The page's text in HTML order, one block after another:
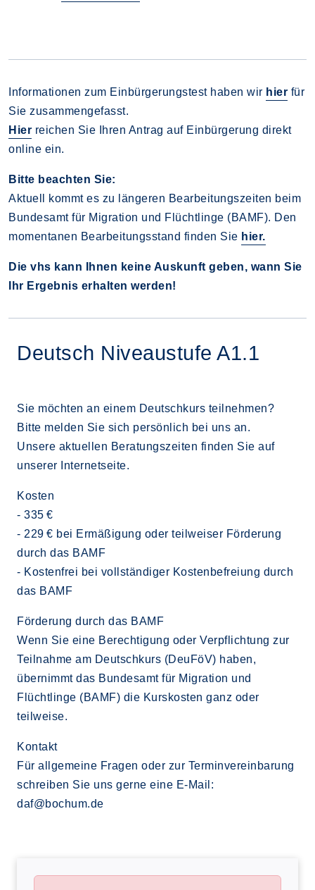
Informationen zum Einbürgerungstest haben wir hier für
Sie zusammengefasst.
Hier reichen Sie Ihren Antrag auf Einbürgerung direkt
online ein.
Bitte beachten Sie:
Aktuell kommt es zu längeren Bearbeitungszeiten beim
Bundesamt für Migration und Flüchtlinge (BAMF). Den
momentanen Bearbeitungsstand finden Sie hier.
Die vhs kann Ihnen keine Auskunft geben, wann Sie
Ihr Ergebnis erhalten werden!
Deutsch Niveaustufe A1.1
Sie möchten an einem Deutschkurs teilnehmen?
Bitte melden Sie sich persönlich bei uns an.
Unsere aktuellen Beratungszeiten finden Sie auf
unserer Internetseite.
Kosten
- 335 €
- 229 € bei Ermäßigung oder teilweiser Förderung
durch das BAMF
- Kostenfrei bei vollständiger Kostenbefreiung durch
das BAMF
Förderung durch das BAMF
Wenn Sie eine Berechtigung oder Verpflichtung zur
Teilnahme am Deutschkurs (DeuFöV) haben,
übernimmt das Bundesamt für Migration und
Flüchtlinge (BAMF) die Kurskosten ganz oder
teilweise.
Kontakt
Für allgemeine Fragen oder zur Terminvereinbarung
schreiben Sie uns gerne eine E-Mail:
daf@bochum.de